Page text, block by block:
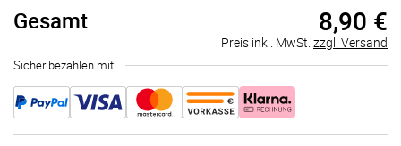
Gesamt 8,90 €
Preis inkl. MwSt. zzgl. Versand
Sicher bezahlen mit: